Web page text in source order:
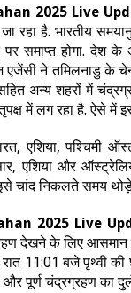
2025 Live
रहा है. भारतीय
समाप्त होगा. देश
ने तमिलनाडु के
अन्य शहरों में
में लग रहा है. ऐसे में
एशिया, पश्चिमी
एशिया और
चांद निकलते समय
2025 Live
देखने के लिए आसमान
11:01 बजे पृथ्वी
पूर्ण चंद्रग्रहण का